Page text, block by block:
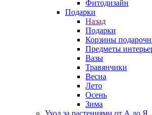
Фитодизайн
Подарки
Назад
Подарки
Корзины
Предметы
Вазы
Травянчики
Весна
Лето
Осень
Зима
Уход за растениями от А до Я